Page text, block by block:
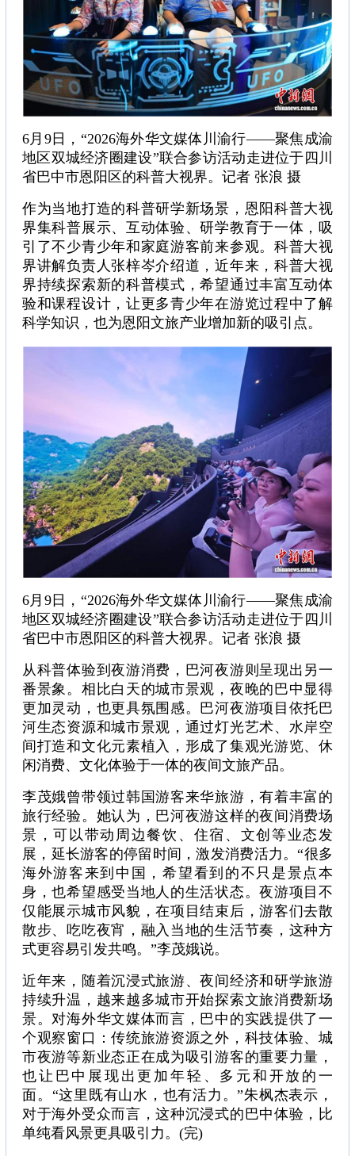
6月9日，“2026海外华文媒体川渝行——聚焦成渝
地区双城经济圈建设”联合参访活动走进位于四川
省巴中市恩阳区的科普大视界。记者 张浪 摄
作为当地打造的科普研学新场景，恩阳科普大视
界集科普展示、互动体验、研学教育于一体，吸
引了不少青少年和家庭游客前来参观。科普大视
界讲解负责人张梓岑介绍道，近年来，科普大视
界持续探索新的科普模式，希望通过丰富互动体
验和课程设计，让更多青少年在游览过程中了解
科学知识，也为恩阳文旅产业增加新的吸引点。
6月9日，“2026海外华文媒体川渝行——聚焦成渝
地区双城经济圈建设”联合参访活动走进位于四川
省巴中市恩阳区的科普大视界。记者 张浪 摄
从科普体验到夜游消费，巴河夜游则呈现出另一
番景象。相比白天的城市景观，夜晚的巴中显得
更加灵动，也更具氛围感。巴河夜游项目依托巴
河生态资源和城市景观，通过灯光艺术、水岸空
间打造和文化元素植入，形成了集观光游览、休
闲消费、文化体验于一体的夜间文旅产品。
李茂娥曾带领过韩国游客来华旅游，有着丰富的
旅行经验。她认为，巴河夜游这样的夜间消费场
景，可以带动周边餐饮、住宿、文创等业态发
展，延长游客的停留时间，激发消费活力。“很多
海外游客来到中国，希望看到的不只是景点本
身，也希望感受当地人的生活状态。夜游项目不
仅能展示城市风貌，在项目结束后，游客们去散
散步、吃吃夜宵，融入当地的生活节奏，这种方
式更容易引发共鸣。”李茂娥说。
近年来，随着沉浸式旅游、夜间经济和研学旅游
持续升温，越来越多城市开始探索文旅消费新场
景。对海外华文媒体而言，巴中的实践提供了一
个观察窗口：传统旅游资源之外，科技体验、城
市夜游等新业态正在成为吸引游客的重要力量，
也让巴中展现出更加年轻、多元和开放的一
面。“这里既有山水，也有活力。”朱枫杰表示，
对于海外受众而言，这种沉浸式的巴中体验，比
单纯看风景更具吸引力。(完)